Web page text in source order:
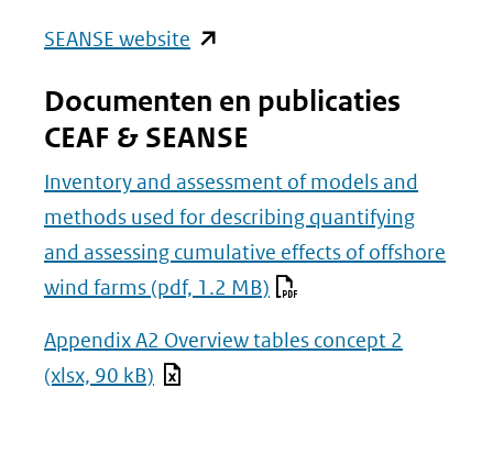
SEANSE website (opent
nieuw
venster)
(verwijst
naar
een
andere
Documenten en publicaties
CEAF & SEANSE
Inventory and assessment of models and
methods used for describing quantifying
and assessing cumulative effects of offshore
wind farms (pdf, 1.2 MB)
Appendix A2 Overview tables concept 2
(xlsx, 90 kB)